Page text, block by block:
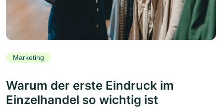
Marketing
Warum der erste Eindruck im
Einzelhandel so wichtig ist